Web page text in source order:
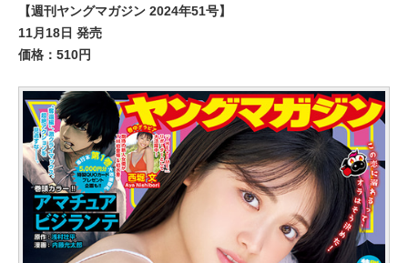
【週刊ヤングマガジン 2024年51号】
11月18日 発売
価格：510円